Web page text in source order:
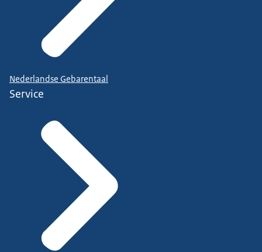
Nederlandse Gebarentaal
Service